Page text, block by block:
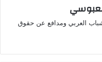
العربي ومدافع عن حقوق